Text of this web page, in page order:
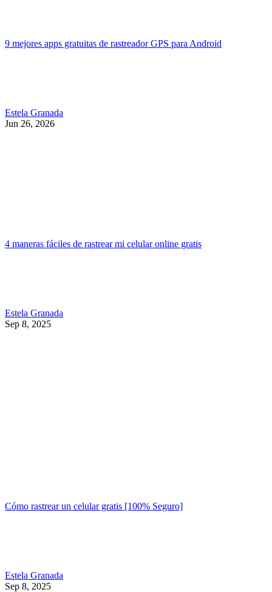
9 mejores apps gratuitas de rastreador GPS para Android
Estela Granada
Jun 26, 2026
4 maneras fáciles de rastrear mi celular online gratis
Estela Granada
Sep 8, 2025
Cómo rastrear un celular gratis [100% Seguro]
Estela Granada
Sep 8, 2025